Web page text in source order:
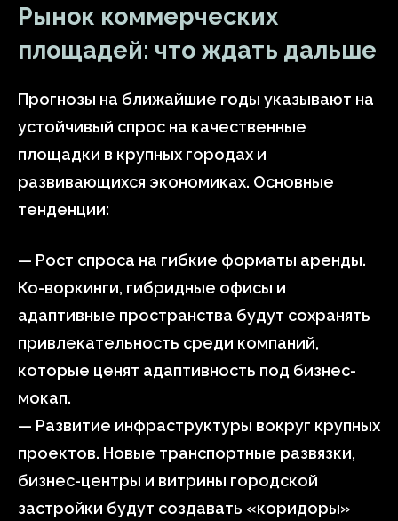
Рынок коммерческих
площадей: что ждать дальше
Прогнозы на ближайшие годы указывают на
устойчивый спрос на качественные
площадки в крупных городах и
развивающихся экономиках. Основные
тенденции:
— Рост спроса на гибкие форматы аренды.
Ко-воркинги, гибридные офисы и
адаптивные пространства будут сохранять
привлекательность среди компаний,
которые ценят адаптивность под бизнес-
мокап.
— Развитие инфраструктуры вокруг крупных
проектов. Новые транспортные развязки,
бизнес-центры и витрины городской
застройки будут создавать «коридоры»